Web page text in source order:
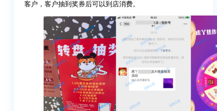
客户，客户抽到奖券后可以到店消费。